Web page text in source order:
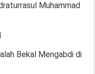
Muhammad
Bekal Mengabdi di